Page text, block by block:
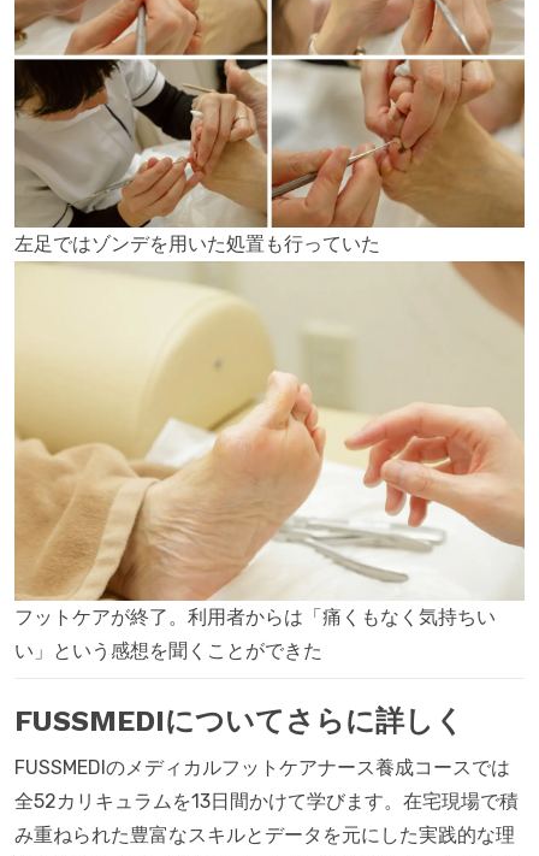
左足ではゾンデを用いた処置も行っていた
フットケアが終了。利用者からは「痛くもなく気持ちい
い」という感想を聞くことができた
FUSSMEDIについてさらに詳しく
FUSSMEDIのメディカルフットケアナース養成コースでは
全52カリキュラムを13日間かけて学びます。在宅現場で積
み重ねられた豊富なスキルとデータを元にした実践的な理